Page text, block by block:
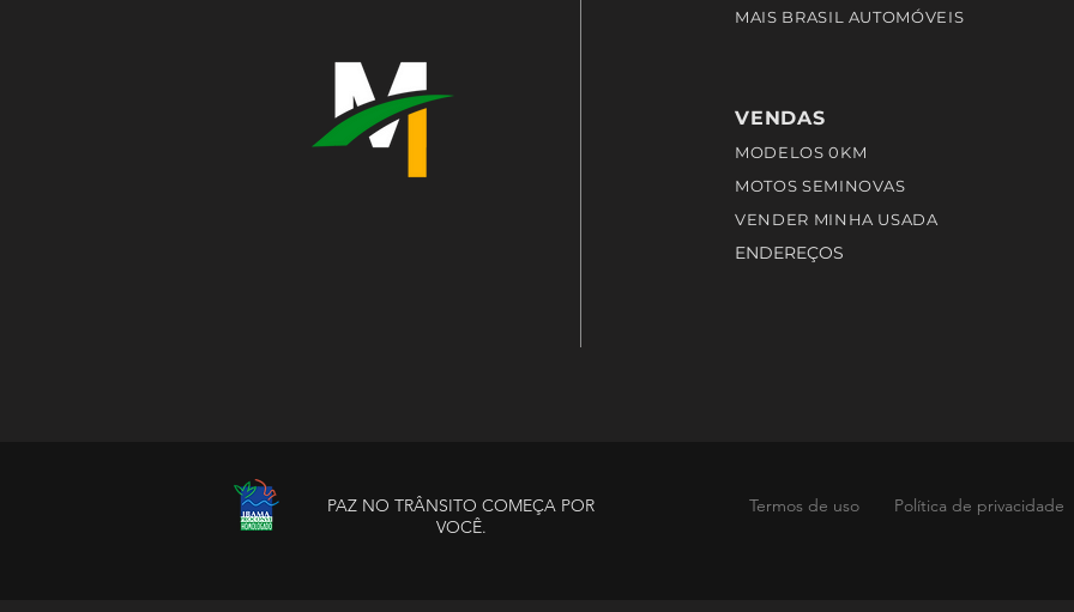
MAIS BRASIL AUTOMÓVEIS
VENDAS
MODELOS 0KM
MOTOS SEMINOVAS
VENDER MINHA USADA
ENDEREÇOS
PAZ NO TRÂNSITO COMEÇA POR
VOCÊ.
Termos de uso Política de privacidade